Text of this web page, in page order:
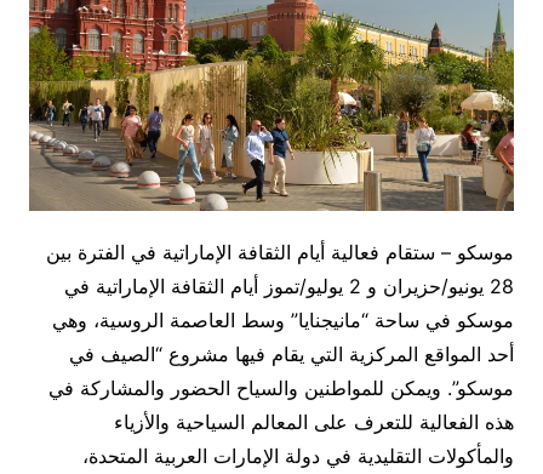
موسكو – ستقام فعالية أيام الثقافة الإماراتية في الفترة بين
28 يونيو/حزيران و 2 يوليو/تموز أيام الثقافة الإماراتية في
موسكو في ساحة “مانيجنايا” وسط العاصمة الروسية، وهي
أحد المواقع المركزية التي يقام فيها مشروع “الصيف في
موسكو”. ويمكن للمواطنين والسياح الحضور والمشاركة في
هذه الفعالية للتعرف على المعالم السياحية والأزياء
والمأكولات التقليدية في دولة الإمارات العربية المتحدة،